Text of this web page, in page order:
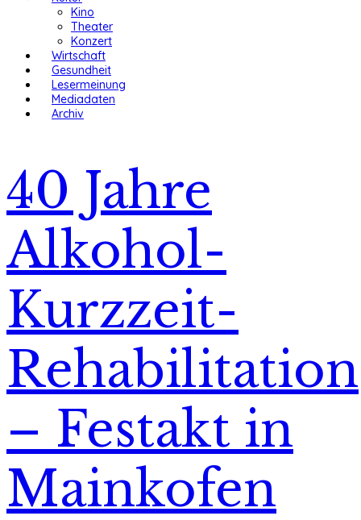
Kino
Theater
Konzert
Wirtschaft
Gesundheit
Lesermeinung
Mediadaten
Archiv
40 Jahre
Alkohol-
Kurzzeit-
Rehabilitation
– Festakt in
Mainkofen